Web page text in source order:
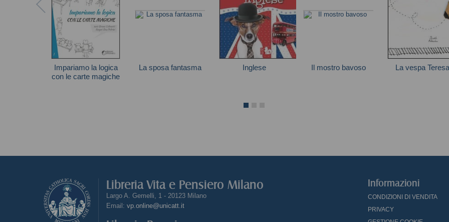
Impariamo la logica
con le carte magiche
La sposa fantasma Inglese Il mostro bavoso La vespa Teresa
Libreria Vita e Pensiero Milano
Largo A. Gemelli, 1 - 20123 Milano
Email: vp.online@unicatt.it
Informazioni
CONDIZIONI DI VENDITA
PRIVACY